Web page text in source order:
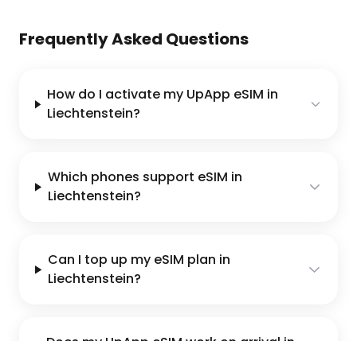
Frequently Asked Questions
How do I activate my UpApp eSIM in
Liechtenstein?
Which phones support eSIM in
Liechtenstein?
Can I top up my eSIM plan in
Liechtenstein?